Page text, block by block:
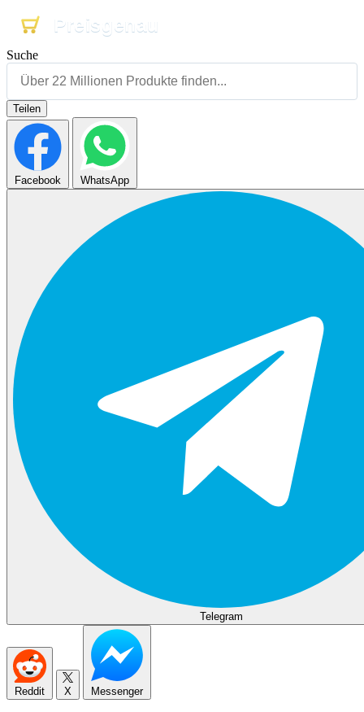
Preisgenau
Preisgenau
Preisgenau
Suche
Teilen
Facebook WhatsApp
Telegram
Reddit X Messenger